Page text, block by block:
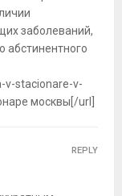
заболеваний,
абстинентного
v-stacionare-v-
москвы[/url]
REPLY